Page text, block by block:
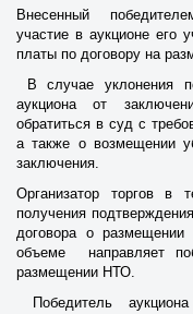
Внесенный
участие в аукционе его
платы по договору на
В случае уклонения
аукциона от
обратиться в суд с
а также о возмещении
заключения.
Организатор торгов в
получения
договора о
объеме направляет
размещении НТО.
Победитель